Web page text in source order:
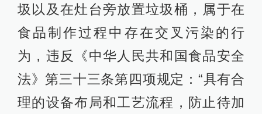
圾以及在灶台旁放置垃圾桶，属于在
食品制作过程中存在交叉污染的行
为，违反《中华人民共和国食品安全
法》第三十三条第四项规定：“具有合
理的设备布局和工艺流程，防止待加